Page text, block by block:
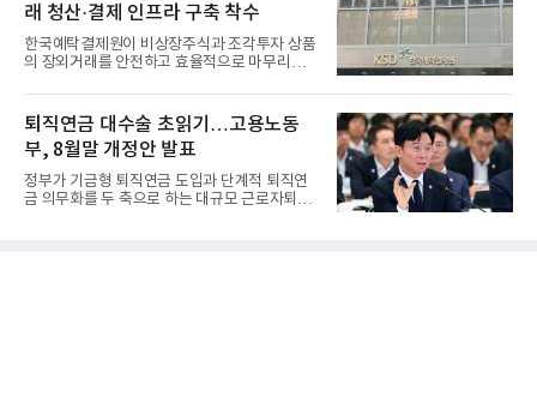
래 청산·결제 인프라 구축 착수
한국예탁결제원이 비상장주식과 조각투자 상품
의 장외거래를 안전하고 효율적으로 마무리하기
퇴직연금 대수술 초읽기…고용노동
부, 8월말 개정안 발표
정부가 기금형 퇴직연금 도입과 단계적 퇴직연
금 의무화를 두 축으로 하는 대규모 근로자퇴직